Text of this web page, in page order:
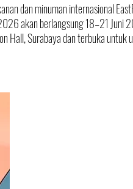
dan minuman internasional
akan berlangsung 18–21 Juni
Hall, Surabaya dan terbuka untuk